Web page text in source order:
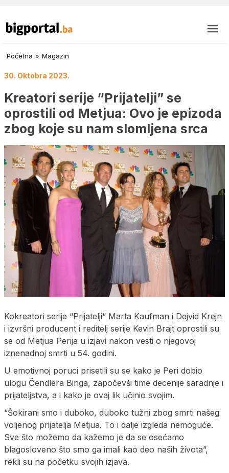
Početna » Magazin
30. Oktobra 2023.
Kreatori serije “Prijatelji” se
oprostili od Metjua: Ovo je epizoda
zbog koje su nam slomljena srca
Kokreatori serije “Prijatelji“ Marta Kaufman i Dejvid Krejn
i izvršni producent i reditelj serije Kevin Brajt oprostili su
se od Metjua Perija u izjavi nakon vesti o njegovoj
iznenadnoj smrti u 54. godini.
U emotivnoj poruci prisetili su se kako je Peri dobio
ulogu Čendlera Binga, započevši time decenije saradnje i
prijateljstva, a i kako je ovaj lik učinio svojim.
“Šokirani smo i duboko, duboko tužni zbog smrti našeg
voljenog prijatelja Metjua. To i dalje izgleda nemoguće.
Sve što možemo da kažemo je da se osećamo
blagosloveno što smo ga imali kao deo naših života”,
rekli su na početku svojih izjava.